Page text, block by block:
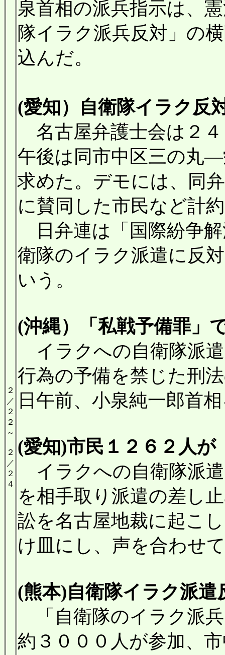
２
／
２
２
～
２
／
２
４
泉首相の派兵指示は、
隊イラク派兵反対」の
込んだ。
(愛知）自衛隊イラク反
名古屋弁護士会は２
午後は同市中区三の丸
求めた。デモには、同
に賛同した市民など計
日弁連は「国際紛争
衛隊のイラク派遣に反
いう。
(沖縄）「私戦予備罪」
イラクへの自衛隊派
行為の予備を禁じた刑
日午前、小泉純一郎首
(愛知)市民１２６２人が
イラクへの自衛隊派
を相手取り派遣の差し
訟を名古屋地裁に起こ
け皿にし、声を合わせ
(熊本)自衛隊イラク派遣
「自衛隊のイラク派
約３０００人が参加、